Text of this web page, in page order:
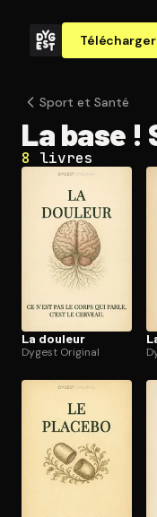
Ouvre l'app
Sport et Santé
La base !
8 livres
La douleur
Dygest Original